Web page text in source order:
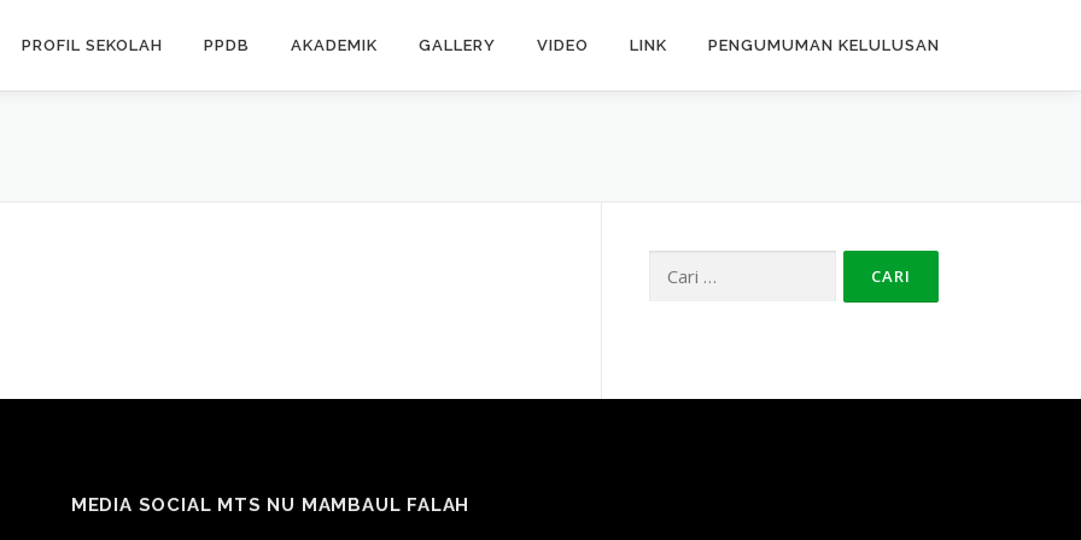
PROFIL SEKOLAH PPDB AKADEMIK GALLERY VIDEO LINK PENGUMUMAN KELULUSAN
untuk:
MEDIA SOCIAL MTS NU MAMBAUL FALAH